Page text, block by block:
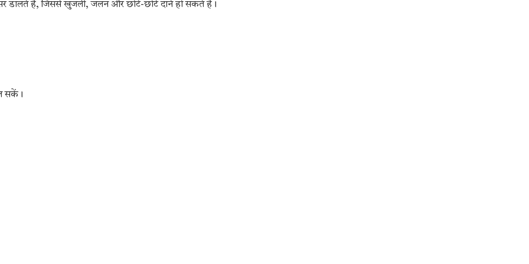
डालते हैं, जिससे खुजली, जलन और छोटे-छोटे दाने हो सकते हैं।
सकें।